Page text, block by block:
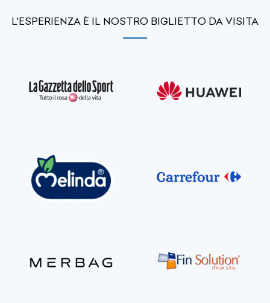
L'ESPERIENZA È IL NOSTRO BIGLIETTO DA VISITA